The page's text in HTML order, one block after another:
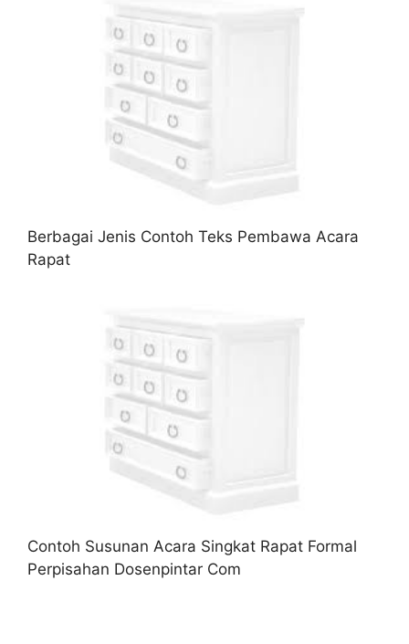
Berbagai Jenis Contoh Teks Pembawa Acara
Rapat
Contoh Susunan Acara Singkat Rapat Formal
Perpisahan Dosenpintar Com